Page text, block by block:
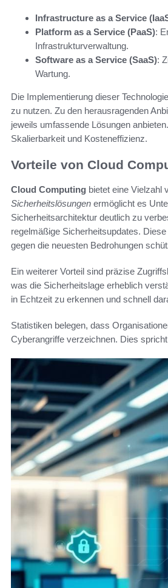
Infrastructure as a Service
Platform as a Service (PaaS):
Infrastrukturverwaltung.
Software as a Service (SaaS):
Wartung.
Die Implementierung dieser
zu nutzen. Zu den herausragenden
jeweils umfassende Lösungen
Skalierbarkeit und Kosteneffizienz.
Vorteile von Cloud
Cloud Computing bietet eine Vielzahl
Sicherheitslösungen ermöglicht es
Sicherheitsarchitektur deutlich zu
regelmäßige Sicherheitsupdates.
gegen die neuesten Bedrohungen
Ein weiterer Vorteil sind präzise
was die Sicherheitslage erheblich
in Echtzeit zu erkennen und schnell
Statistiken belegen, dass
Cyberangriffe verzeichnen. Dies